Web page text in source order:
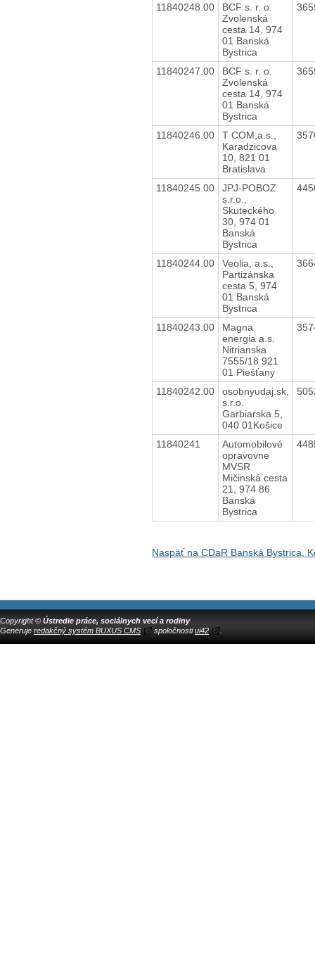
11840248.00
BCF s. r. o.
Zvolenská
cesta 14, 974
01 Banská
Bystrica
11840247.00
BCF s. r. o.
Zvolenská
cesta 14, 974
01 Banská
Bystrica
11840246.00
T COM,a.s.,
Karadzicova
10, 821 01
Bratislava
11840245.00
JPJ-POBOZ
s.r.o.,
Skuteckého
30, 974 01
Banská
Bystrica
11840244.00
Veolia, a.s.,
Partizánska
cesta 5, 974
01 Banská
Bystrica
11840243.00
Magna
energia a.s.
Nitrianska
7555/18 921
01 Piešťany
11840242.00
osobnyudaj.sk,
s.r.o.
Garbiarska 5,
040 01Košice
11840241
Automobilové
opravovne
MVSR
Mičinská cesta
21, 974 86
Banská
Bystrica
Naspäť na CDaR Banská Bystrica,
Copyright © Ústredie práce, sociálnych vecí a rodiny
Generuje redakčný systém BUXUS CMS spoločnostiui42